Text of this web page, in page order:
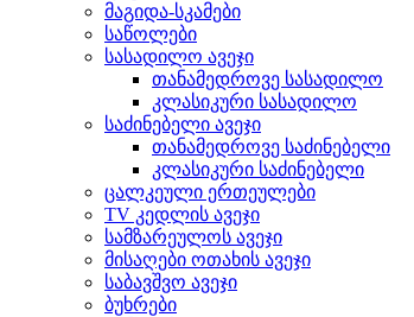
მაგიდა-სკამები
საწოლები
სასადილო ავეჯი
თანამედროვე სასადილო
კლასიკური სასადილო
საძინებელი ავეჯი
თანამედროვე საძინებელი
კლასიკური საძინებელი
ცალკეული ერთეულები
TV კედლის ავეჯი
სამზარეულოს ავეჯი
მისაღები ოთახის ავეჯი
საბავშვო ავეჯი
ბუხრები